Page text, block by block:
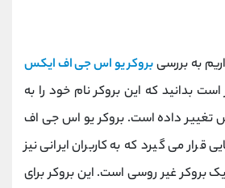
به بررسیبروکر یو اس جی اف ایکس
است بدانید که این بروکر نام خود را به
تغییر داده است. بروکر یو اس جی اف
می گیرد که به کاربران ایرانی نیز
بروکر غیر روسی است. این بروکر برای
021-22021030
021-22021040
90001030
@alirezamehrabi_com
@alirezamehrabi_official